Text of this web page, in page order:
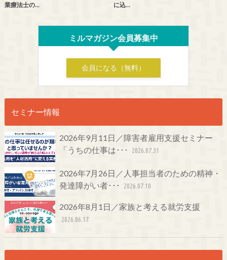
業療法士の… に込…
ミルマガジン会員募集中
会員になる（無料）
セミナー情報
2026年9月11日／障害者雇用支援セミナー
「うちの仕事は･･･
2026.07.31
2026年7月26日／人事担当者のための精神・
発達障がい者･･･
2026.07.10
2026年8月1日／家族と考える就労支援
2026.06.17